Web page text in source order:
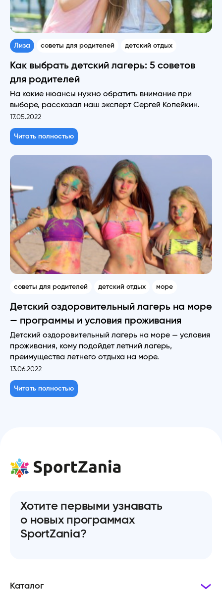
Лиза советы для родителей детский отдых
Как выбрать детский лагерь: 5 советов
для родителей
На какие нюансы нужно обратить внимание при
выборе, рассказал наш эксперт Сергей Копейкин.
17.05.2022
Читать полностью
советы для родителей детский отдых море
Детский оздоровительный лагерь на море
— программы и условия проживания
Детский оздоровительный лагерь на море — условия
проживания, кому подойдет летний лагерь,
преимущества летнего отдыха на море.
13.06.2022
Читать полностью
Хотите первыми узнавать
о новых программах
SportZania?
Каталог